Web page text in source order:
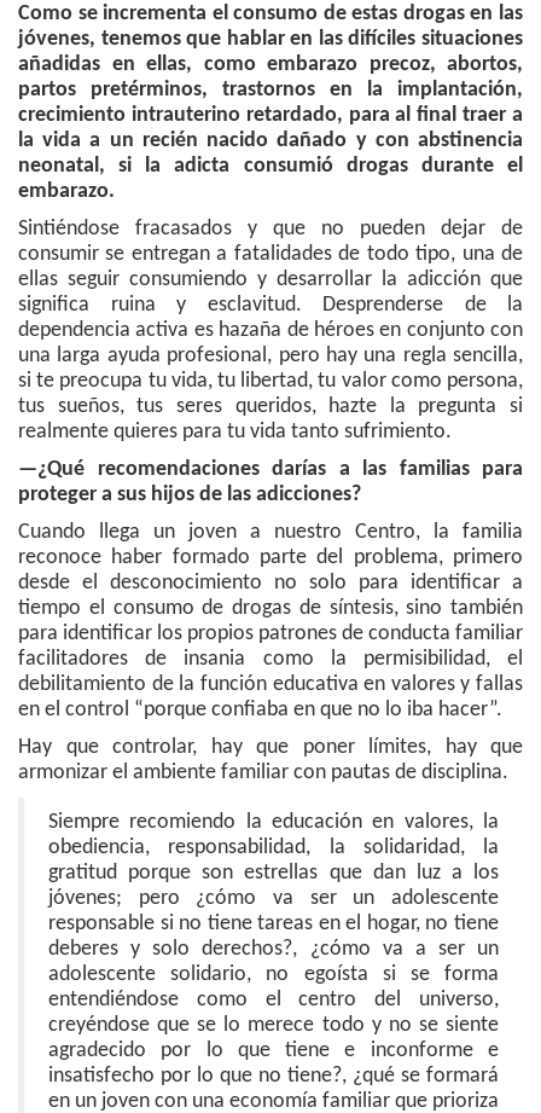
Como se incrementa el consumo de estas drogas en las
jóvenes, tenemos que hablar en las difíciles situaciones
añadidas en ellas, como embarazo precoz, abortos,
partos pretérminos, trastornos en la implantación,
crecimiento intrauterino retardado, para al final traer a
la vida a un recién nacido dañado y con abstinencia
neonatal, si la adicta consumió drogas durante el
embarazo.
Sintiéndose fracasados y que no pueden dejar de
consumir se entregan a fatalidades de todo tipo, una de
ellas seguir consumiendo y desarrollar la adicción que
significa ruina y esclavitud. Desprenderse de la
dependencia activa es hazaña de héroes en conjunto con
una larga ayuda profesional, pero hay una regla sencilla,
si te preocupa tu vida, tu libertad, tu valor como persona,
tus sueños, tus seres queridos, hazte la pregunta si
realmente quieres para tu vida tanto sufrimiento.
—¿Qué recomendaciones darías a las familias para
proteger a sus hijos de las adicciones?
Cuando llega un joven a nuestro Centro, la familia
reconoce haber formado parte del problema, primero
desde el desconocimiento no solo para identificar a
tiempo el consumo de drogas de síntesis, sino también
para identificar los propios patrones de conducta familiar
facilitadores de insania como la permisibilidad, el
debilitamiento de la función educativa en valores y fallas
en el control “porque confiaba en que no lo iba hacer”.
Hay que controlar, hay que poner límites, hay que
armonizar el ambiente familiar con pautas de disciplina.
Siempre recomiendo la educación en valores, la
obediencia, responsabilidad, la solidaridad, la
gratitud porque son estrellas que dan luz a los
jóvenes; pero ¿cómo va ser un adolescente
responsable si no tiene tareas en el hogar, no tiene
deberes y solo derechos?, ¿cómo va a ser un
adolescente solidario, no egoísta si se forma
entendiéndose como el centro del universo,
creyéndose que se lo merece todo y no se siente
agradecido por lo que tiene e inconforme e
insatisfecho por lo que no tiene?, ¿qué se formará
en un joven con una economía familiar que prioriza